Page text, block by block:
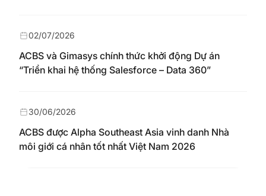
ACBS và Gimasys chính thức khởi động Dự án
“Triển khai hệ thống Salesforce – Data 360”
02/07/2026
ACBS được Alpha Southeast Asia vinh danh Nhà
môi giới cá nhân tốt nhất Việt Nam 2026
30/06/2026